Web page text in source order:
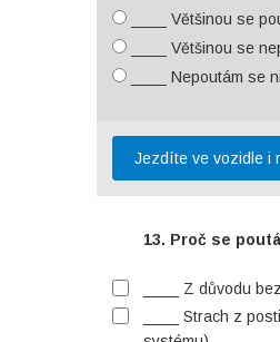
____ Většinou se
____ Většinou se
____ Nepoutám se
Jezdíte ve vozidle i
13. Proč se
____ Z důvodu
____ Strach z